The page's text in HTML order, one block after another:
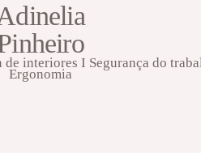
interiores I Segurança do
Ergonomia